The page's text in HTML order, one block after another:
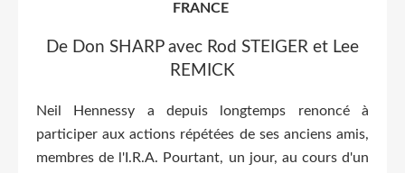
FRANCE
De Don SHARP avec Rod STEIGER et Lee
REMICK
Neil Hennessy a depuis longtemps renoncé à
participer aux actions répétées de ses anciens amis,
membres de l'I.R.A. Pourtant, un jour, au cours d'un